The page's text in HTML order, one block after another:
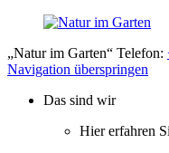
„Natur im Garten“ Telefon:
Navigation überspringen
Das sind wir
Hier erfahren